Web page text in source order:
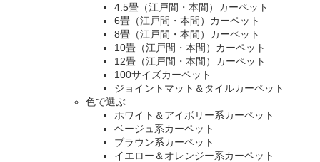
4.5畳（江戸間・本間）カーペット
6畳（江戸間・本間）カーペット
8畳（江戸間・本間）カーペット
10畳（江戸間・本間）カーペット
12畳（江戸間・本間）カーペット
100サイズカーペット
ジョイントマット＆タイルカーペット
色で選ぶ
ホワイト＆アイボリー系カーペット
ベージュ系カーペット
ブラウン系カーペット
イエロー＆オレンジー系カーペット